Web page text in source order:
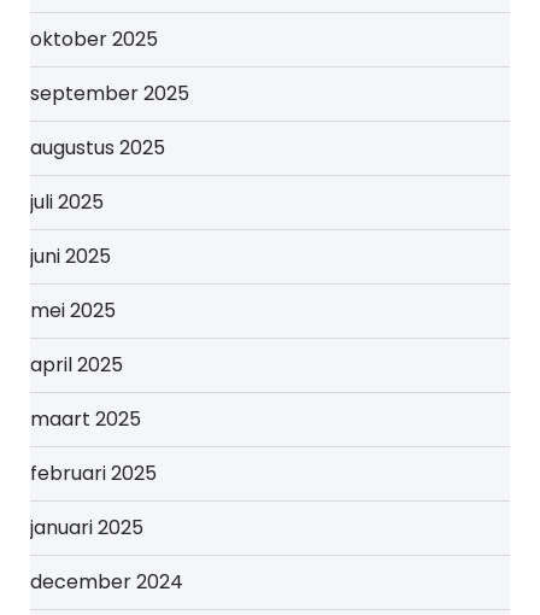
oktober 2025
september 2025
augustus 2025
juli 2025
juni 2025
mei 2025
april 2025
maart 2025
februari 2025
januari 2025
december 2024